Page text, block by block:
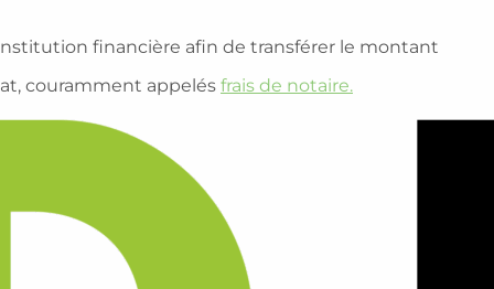
financière afin de transférer le montant
couramment appelés frais de notaire.